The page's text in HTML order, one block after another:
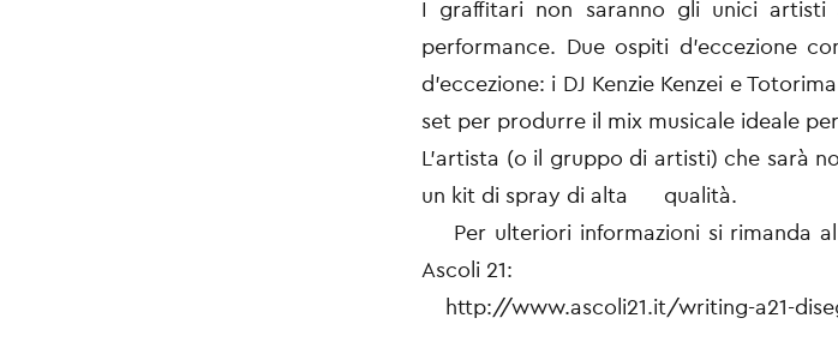
I graffitari non saranno gli unici
performance. Due ospiti d’eccezione
d’eccezione: i DJ Kenzie Kenzei e
set per produrre il mix musicale ideale
L’artista (o il gruppo di artisti) che sarà
un kit di spray di alta qualità.
Per ulteriori informazioni si rimanda
Ascoli 21:
http://www.ascoli21.it/writing-a21-